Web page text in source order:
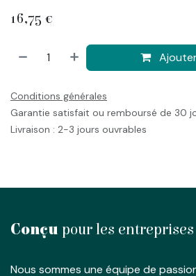
16,75 €
Conditions générales
Garantie satisfait ou remboursé de 30
Livraison : 2-3 jours ouvrables
Conçu pour les entreprises
Nous sommes une équipe de